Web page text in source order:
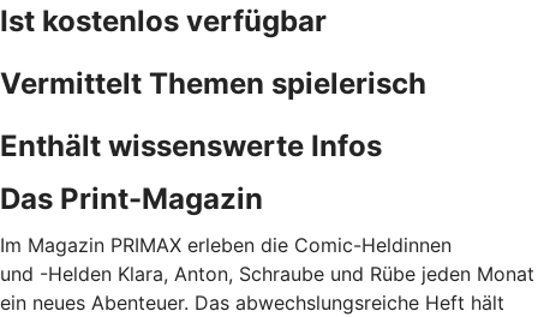
Ist kostenlos verfügbar
Vermittelt Themen spielerisch
Enthält wissenswerte Infos
Das Print-Magazin
Im Magazin PRIMAX erleben die Comic-Heldinnen
und -Helden Klara, Anton, Schraube und Rübe jeden Monat
ein neues Abenteuer. Das abwechslungsreiche Heft hält